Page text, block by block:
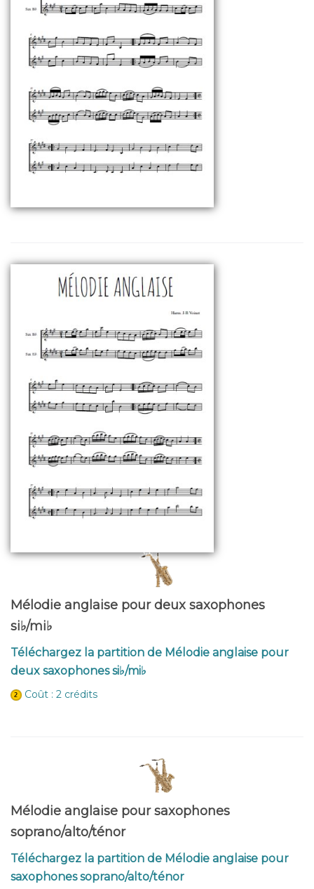
Mélodie anglaise pour deux saxophones
si♭/mi♭
Téléchargez la partition de Mélodie anglaise pour
deux saxophones si♭/mi♭
Coût : 2 crédits
Mélodie anglaise pour saxophones
soprano/alto/ténor
Téléchargez la partition de Mélodie anglaise pour
saxophones soprano/alto/ténor